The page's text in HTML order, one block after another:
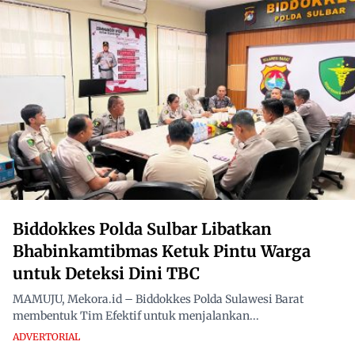
Biddokkes Polda Sulbar Libatkan
Bhabinkamtibmas Ketuk Pintu Warga
untuk Deteksi Dini TBC
MAMUJU, Mekora.id – Biddokkes Polda Sulawesi Barat
membentuk Tim Efektif untuk menjalankan...
ADVERTORIAL